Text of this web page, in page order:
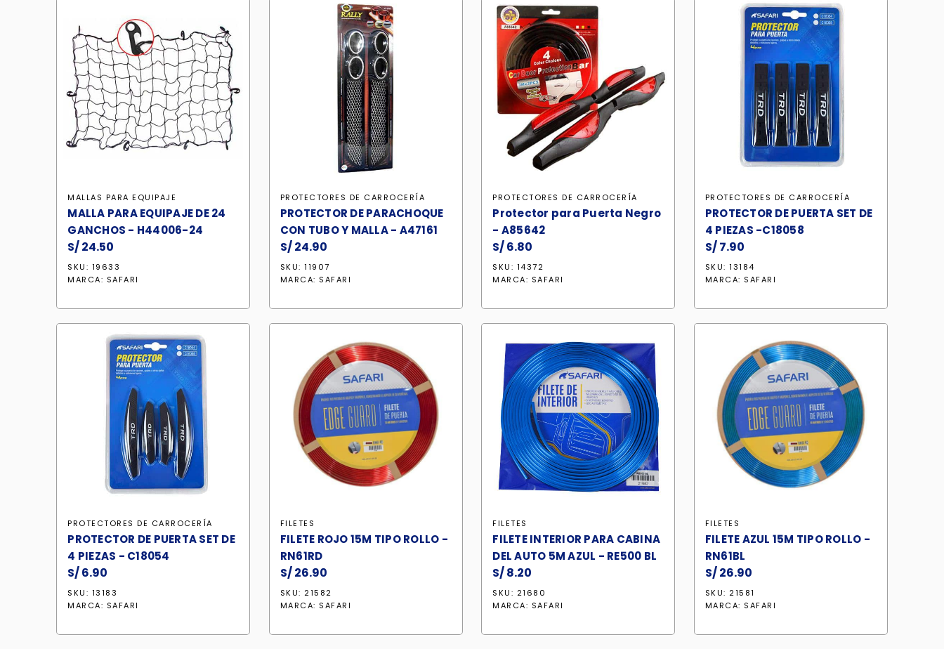
MALLAS PARA EQUIPAJE
MALLA PARA EQUIPAJE DE 24
GANCHOS - H44006-24
S/24.50
SKU: 19633
MARCA: SAFARI
PROTECTORES DE CARROCERÍA
PROTECTOR DE PARACHOQUE
CON TUBO Y MALLA - A47161
S/24.90
SKU: 11907
MARCA: SAFARI
PROTECTORES DE CARROCERÍA
Protector para Puerta Negro
- A85642
S/6.80
SKU: 14372
MARCA: SAFARI
PROTECTORES DE CARROCERÍA
PROTECTOR DE PUERTA SET DE
4 PIEZAS -C18058
S/7.90
SKU: 13184
MARCA: SAFARI
PROTECTORES DE CARROCERÍA
PROTECTOR DE PUERTA SET DE
4 PIEZAS - C18054
S/6.90
SKU: 13183
MARCA: SAFARI
FILETES
FILETE ROJO 15M TIPO ROLLO -
RN61RD
S/26.90
SKU: 21582
MARCA: SAFARI
FILETES
FILETE INTERIOR PARA CABINA
DEL AUTO 5M AZUL - RE500 BL
S/8.20
SKU: 21680
MARCA: SAFARI
FILETES
FILETE AZUL 15M TIPO ROLLO -
RN61BL
S/26.90
SKU: 21581
MARCA: SAFARI